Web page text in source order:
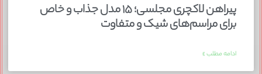
پیراهن لاکچری مجلسی؛ ۱۵ مدل جذاب و خاص
برای مراسم‌های شیک و متفاوت
ادامه مطلب »